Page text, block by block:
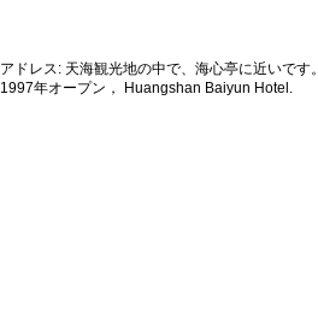
アドレス: 天海観光地の中で、海心亭に近いです。
1997年オープン， Huangshan Baiyun Hotel.